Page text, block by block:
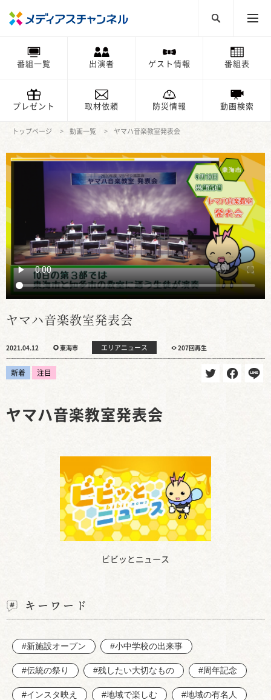
番組一覧 出演者 ゲスト情報 番組表
プレゼント 取材依頼 防災情報 動画検索
トップページ 動画一覧 ヤマハ音楽教室発表会
ヤマハ音楽教室発表会
2021.04.12 東海市 エリアニュース 207回再生
新着 注目
ビビッとニュース
ヤマハ音楽教室発表会
キーワード
#新施設オープン #小中学校の出来事
#伝統の祭り #残したい大切なもの #周年記念
#インスタ映え #地域で楽しむ #地域の有名人